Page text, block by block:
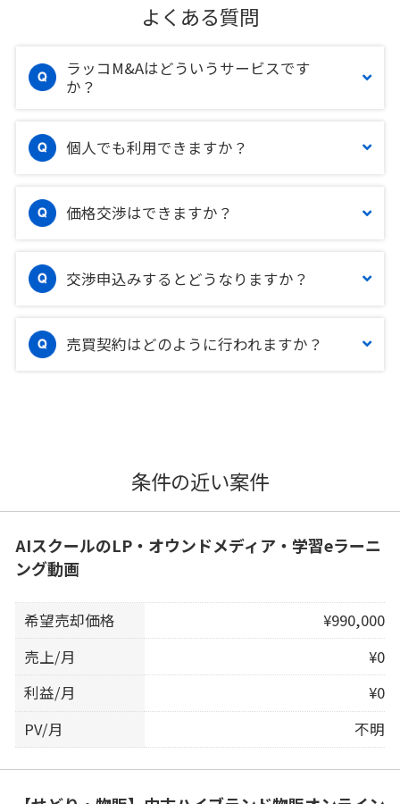
よくある質問
ラッコM&Aはどういうサービスです
か？
個人でも利用できますか？
価格交渉はできますか？
交渉申込みするとどうなりますか？
売買契約はどのように行われますか？
条件の近い案件
AIスクールのLP・オウンドメディア・学習eラーニ
ング動画
希望売却価格
¥990,000
売上/月
¥0
利益/月
¥0
PV/月
不明